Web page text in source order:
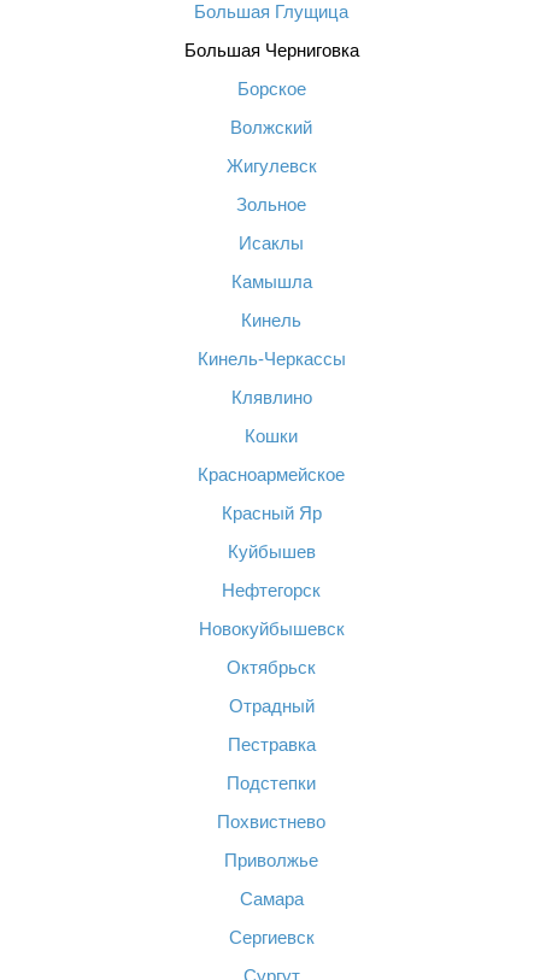
Большая Глущица
Большая Черниговка
Борское
Волжский
Жигулевск
Зольное
Исаклы
Камышла
Кинель
Кинель-Черкассы
Клявлино
Кошки
Красноармейское
Красный Яр
Куйбышев
Нефтегорск
Новокуйбышевск
Октябрьск
Отрадный
Пестравка
Подстепки
Похвистнево
Приволжье
Самара
Сергиевск
Сургут